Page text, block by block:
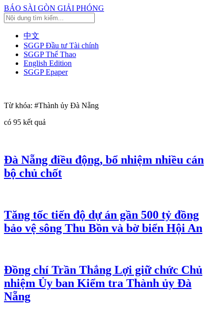
BÁO SÀI GÒN GIẢI PHÓNG
中文
SGGP Đầu tư Tài chính
SGGP Thể Thao
English Edition
SGGP Epaper
Từ khóa: #Thành ủy Đà Nẵng
có 95 kết quả
Đà Nẵng điều động, bổ nhiệm nhiều cán
bộ chủ chốt
Tăng tốc tiến độ dự án gần 500 tỷ đồng
bảo vệ sông Thu Bồn và bờ biển Hội An
Đồng chí Trần Thắng Lợi giữ chức Chủ
nhiệm Ủy ban Kiểm tra Thành ủy Đà
Nẵng